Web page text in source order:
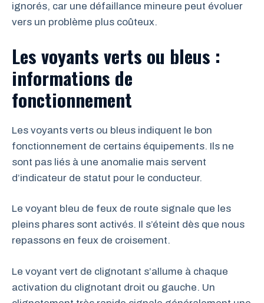
ignorés, car une défaillance mineure peut évoluer
vers un problème plus coûteux.
Les voyants verts ou bleus :
informations de
fonctionnement
Les voyants verts ou bleus indiquent le bon
fonctionnement de certains équipements. Ils ne
sont pas liés à une anomalie mais servent
d’indicateur de statut pour le conducteur.
Le voyant bleu de feux de route signale que les
pleins phares sont activés. Il s’éteint dès que nous
repassons en feux de croisement.
Le voyant vert de clignotant s’allume à chaque
activation du clignotant droit ou gauche. Un